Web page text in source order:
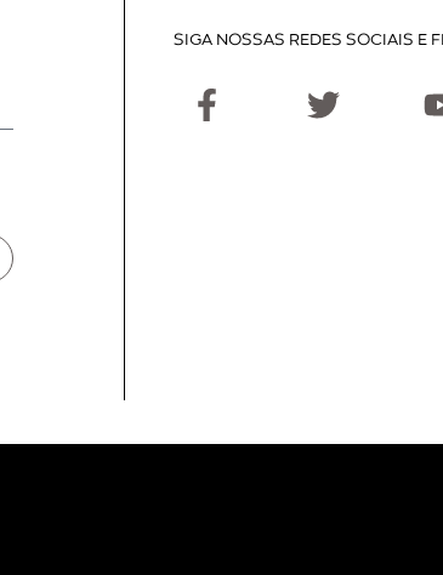
SIGA NOSSAS REDES SOCIAIS E